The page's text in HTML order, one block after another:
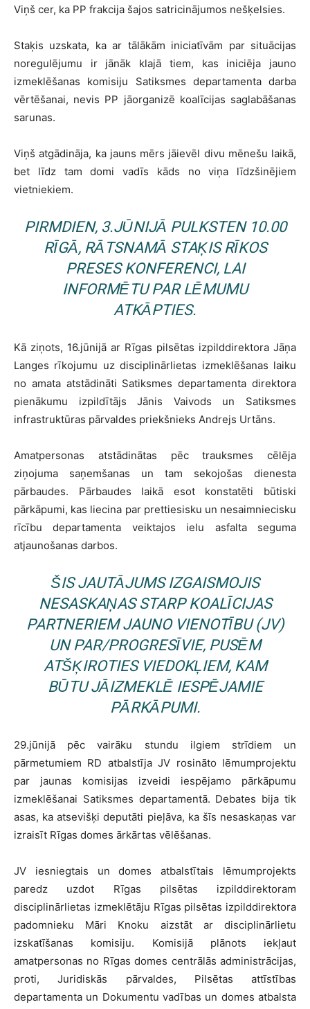
Viņš cer, ka PP frakcija šajos satricinājumos nešķelsies.
Staķis uzskata, ka ar tālākām iniciatīvām par situācijas
noregulējumu ir jānāk klajā tiem, kas iniciēja jauno
izmeklēšanas komisiju Satiksmes departamenta darba
vērtēšanai, nevis PP jāorganizē koalīcijas saglabāšanas
sarunas.
Viņš atgādināja, ka jauns mērs jāievēl divu mēnešu laikā,
bet līdz tam domi vadīs kāds no viņa līdzšinējiem
vietniekiem.
PIRMDIEN, 3.JŪNIJĀ PULKSTEN 10.00
RĪGĀ, RĀTSNAMĀ STAĶIS RĪKOS
PRESES KONFERENCI, LAI
INFORMĒTU PAR LĒMUMU
ATKĀPTIES.
Kā ziņots, 16.jūnijā ar Rīgas pilsētas izpilddirektora Jāņa
Langes rīkojumu uz disciplinārlietas izmeklēšanas laiku
no amata atstādināti Satiksmes departamenta direktora
pienākumu izpildītājs Jānis Vaivods un Satiksmes
infrastruktūras pārvaldes priekšnieks Andrejs Urtāns.
Amatpersonas atstādinātas pēc trauksmes cēlēja
ziņojuma saņemšanas un tam sekojošas dienesta
pārbaudes. Pārbaudes laikā esot konstatēti būtiski
pārkāpumi, kas liecina par prettiesisku un nesaimniecisku
rīcību departamenta veiktajos ielu asfalta seguma
atjaunošanas darbos.
ŠIS JAUTĀJUMS IZGAISMOJIS
NESASKAŅAS STARP KOALĪCIJAS
PARTNERIEMJAUNO VIENOTĪBU(JV)
UN PAR/PROGRESĪVIE, PUSĒM
ATŠĶIROTIES VIEDOKĻIEM, KAM
BŪTU JĀIZMEKLĒ IESPĒJAMIE
PĀRKĀPUMI.
29.jūnijā pēc vairāku stundu ilgiem strīdiem un
pārmetumiem RD atbalstīja JV rosināto lēmumprojektu
par jaunas komisijas izveidi iespējamo pārkāpumu
izmeklēšanai Satiksmes departamentā. Debates bija tik
asas, ka atsevišķi deputāti pieļāva, ka šīs nesaskaņas var
izraisīt Rīgas domes ārkārtas vēlēšanas.
JV iesniegtais un domes atbalstītais lēmumprojekts
paredz uzdot Rīgas pilsētas izpilddirektoram
disciplinārlietas izmeklētāju Rīgas pilsētas izpilddirektora
padomnieku Māri Knoku aizstāt ar disciplinārlietu
izskatīšanas komisiju. Komisijā plānots iekļaut
amatpersonas no Rīgas domes centrālās administrācijas,
proti, Juridiskās pārvaldes, Pilsētas attīstības
departamenta un Dokumentu vadības un domes atbalsta